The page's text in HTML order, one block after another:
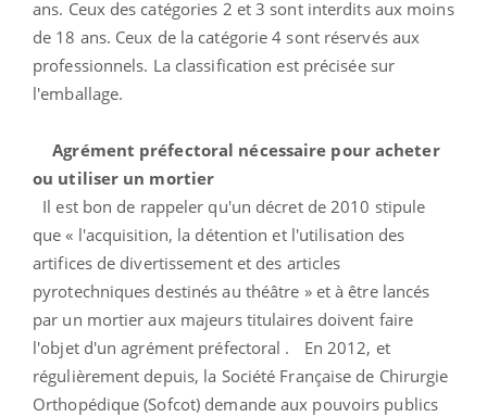
ans. Ceux des catégories 2 et 3 sont interdits aux moins
de 18 ans. Ceux de la catégorie 4 sont réservés aux
professionnels. La classification est précisée sur
l'emballage.
Agrément préfectoral nécessaire pour acheter
ou utiliser un mortier
Il est bon de rappeler qu'un décret de 2010 stipule
que « l'acquisition, la détention et l'utilisation des
artifices de divertissement et des articles
pyrotechniques destinés au théâtre » et à être lancés
par un mortier aux majeurs titulaires doivent faire
l'objet d'un agrément préfectoral . En 2012, et
régulièrement depuis, la Société Française de Chirurgie
Orthopédique (Sofcot) demande aux pouvoirs publics